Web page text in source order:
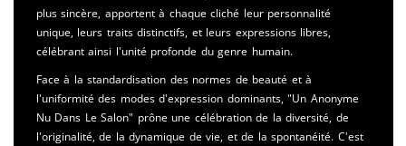
plus sincère, apportent à chaque cliché leur personnalité
unique, leurs traits distinctifs, et leurs expressions libres,
célébrant ainsi l'unité profonde du genre humain.
Face à la standardisation des normes de beauté et à
l'uniformité des modes d'expression dominants, "Un Anonyme
Nu Dans Le Salon" prône une célébration de la diversité, de
l'originalité, de la dynamique de vie, et de la spontanéité. C'est